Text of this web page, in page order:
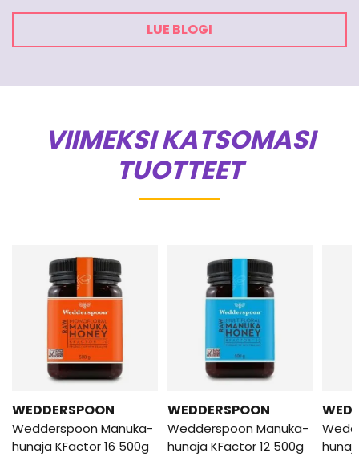
LUE BLOGI
VIIMEKSI KATSOMASI
TUOTTEET
WEDDERSPOON
Wedderspoon Manuka-
hunaja KFactor 16 500g
WEDDERSPOON
Wedderspoon Manuka-
hunaja KFactor 12 500g